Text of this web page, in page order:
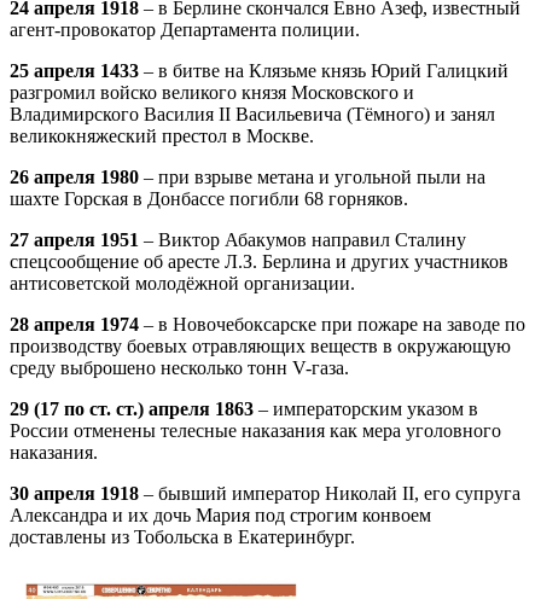
24 апреля 1918 – в Берлине скончался Евно Азеф, известный
агент-провокатор Департамента полиции.
25 апреля 1433 – в битве на Клязьме князь Юрий Галицкий
разгромил войско великого князя Московского и
Владимирского Василия II Васильевича (Тёмного) и занял
великокняжеский престол в Москве.
26 апреля 1980 – при взрыве метана и угольной пыли на
шахте Горская в Донбассе погибли 68 горняков.
27 апреля 1951 – Виктор Абакумов направил Сталину
спецсообщение об аресте Л.З. Берлина и других участников
антисоветской молодёжной организации.
28 апреля 1974 – в Новочебоксарске при пожаре на заводе по
производству боевых отравляющих веществ в окружающую
среду выброшено несколько тонн V-газа.
29 (17 по ст. ст.) апреля 1863 – императорским указом в
России отменены телесные наказания как мера уголовного
наказания.
30 апреля 1918 – бывший император Николай II, его супруга
Александра и их дочь Мария под строгим конвоем
доставлены из Тобольска в Екатеринбург.